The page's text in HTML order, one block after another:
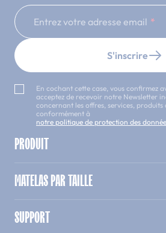
Entrez votre adresse email
S'inscrire
En cochant cette case, vous confirmez
acceptez de recevoir notre Newsletter
concernant les offres, services, produits
conformément à
notre politique de protection des
PRODUIT
MATELAS PAR TAILLE
SUPPORT